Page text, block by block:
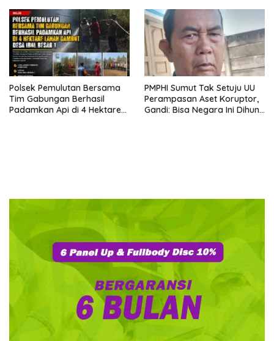
Polsek Pemulutan Bersama
Tim Gabungan Berhasil
Padamkan Api di 4 Hektare
PMPHI Sumut Tak Setuju UU
Perampasan Aset Koruptor,
Gandi: Bisa Negara Ini Dihuni